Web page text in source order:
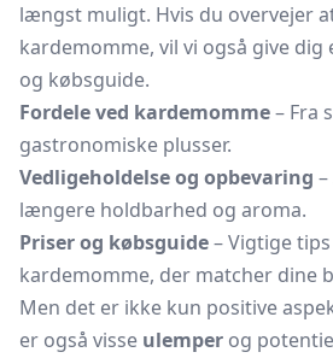
længst muligt. Hvis du overvejer
kardemomme, vil vi også give
og købsguide.
Fordele ved kardemomme– Fra
gastronomiske plusser.
Vedligeholdelse og opbevaring
længere holdbarhed og aroma.
Priser og købsguide– Vigtige
kardemomme, der matcher dine
Men det er ikke kun positive
er også visse ulemper og